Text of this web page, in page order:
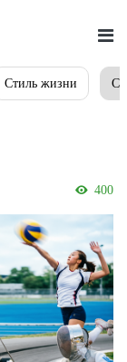
Стиль жизни
400